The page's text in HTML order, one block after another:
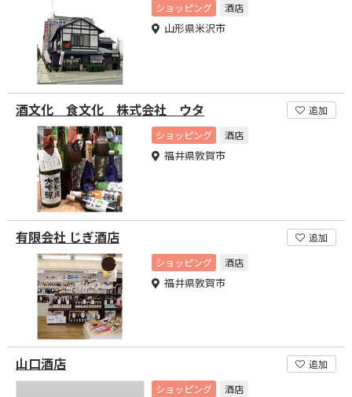
ショッピング
酒店
山形県米沢市
酒文化 食文化 株式会社 ウタ
追加
ショッピング
酒店
福井県敦賀市
有限会社 じぎ酒店
追加
ショッピング
酒店
福井県敦賀市
山口酒店
追加
ショッピング
酒店